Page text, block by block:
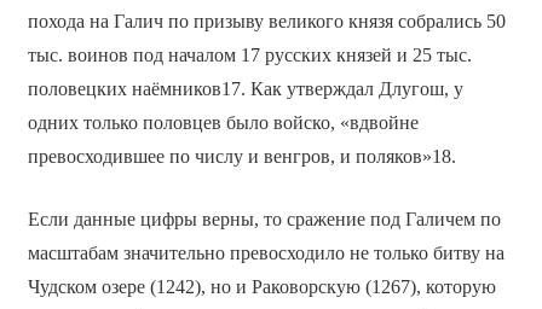
похода на Галич по призыву великого князя собрались 50
тыс. воинов под началом 17 русских князей и 25 тыс.
половецких наёмников17. Как утверждал Длугош, у
одних только половцев было войско, «вдвойне
превосходившее по числу и венгров, и поляков»18.
Если данные цифры верны, то сражение под Галичем по
масштабам значительно превосходило не только битву на
Чудском озере (1242), но и Раковорскую (1267), которую